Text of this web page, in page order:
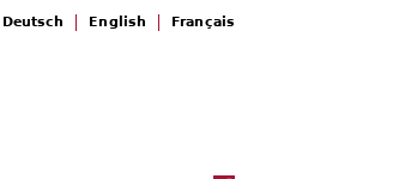
Deutsch English Français